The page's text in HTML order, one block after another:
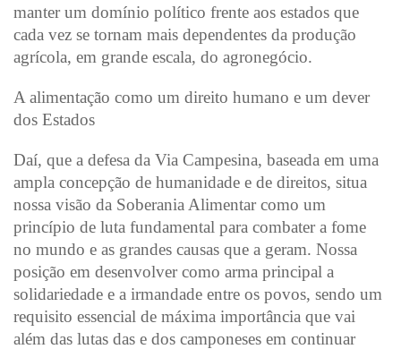
manter um domínio político frente aos estados que
cada vez se tornam mais dependentes da produção
agrícola, em grande escala, do agronegócio.
A alimentação como um direito humano e um dever
dos Estados
Daí, que a defesa da Via Campesina, baseada em uma
ampla concepção de humanidade e de direitos, situa
nossa visão da Soberania Alimentar como um
princípio de luta fundamental para combater a fome
no mundo e as grandes causas que a geram. Nossa
posição em desenvolver como arma principal a
solidariedade e a irmandade entre os povos, sendo um
requisito essencial de máxima importância que vai
além das lutas das e dos camponeses em continuar